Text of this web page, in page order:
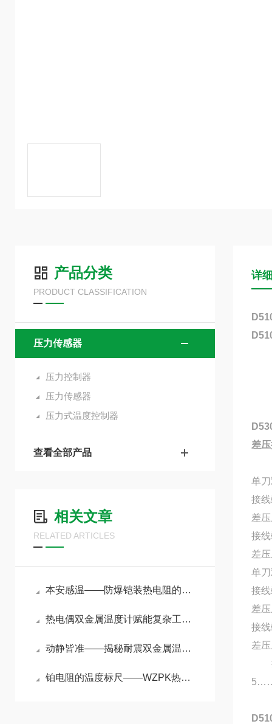
产品分类
PRODUCT CLASSIFICATION
压力传感器
压力控制器
压力传感器
压力式温度控制器
查看全部产品
相关文章
RELATED ARTICLES
本安感温——防爆铠装热电阻的原理与选购要点
热电偶双金属温度计赋能复杂工况精准管控
动静皆准——揭秘耐震双金属温度计在强振动环境下的测温奥秘
铂电阻的温度标尺——WZPK热电阻原理与精密测温应用
详
差
单
接
差
接
差
单
接
差
接
差
控